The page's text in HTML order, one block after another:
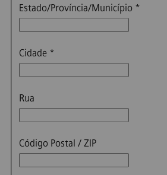
Estado/Província/Município *
Cidade *
Rua
Código Postal / ZIP